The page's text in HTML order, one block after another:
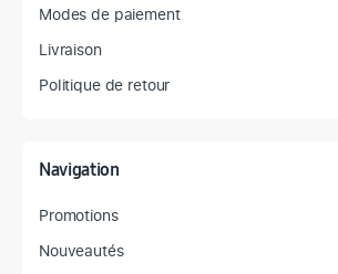
Modes de paiement
Livraison
Politique de retour
Navigation
Promotions
Nouveautés